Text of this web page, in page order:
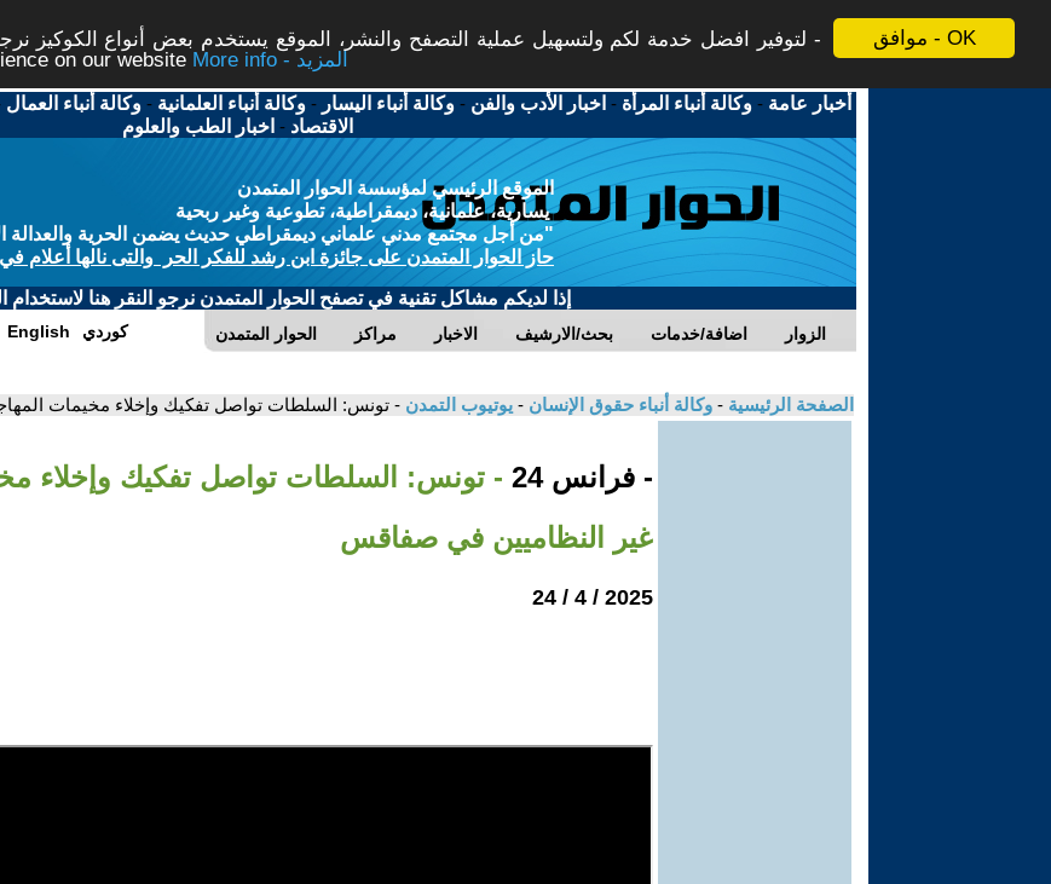
موافق - OK
لتوفير افضل خدمة لكم ولتسهيل عملية التصفح والنشر، الموقع يستخدم بعض أنواع الكوكيز
on our website
More info - المزيد
أخبار عامة -وكالة أنباء المرأة - اخبار الأدب والفن -وكالة أنباء اليسار -وكالة أنباء العلمانية -وكالة أنباء العمال
الاقتصاد - اخبار الطب والعلوم
الموقع الرئيسي لمؤسسة الحوار المتمدن
يسارية، علمانية، ديمقراطية، تطوعية وغير ربحية
"من أجل مجتمع مدني علماني ديمقراطي حديث يضمن الحرية والعدالة
حاز الحوار المتمدن على جائزة ابن رشد للفكر الحر والتى نالها أعلام في
إذا لديكم مشاكل تقنية في تصفح الحوار المتمدن نرجو النقر هنا لاستخدام
الحوار المتمدن مراكز الاخبار بحث/الارشيف اضافة/خدمات الزوار English كوردي
الصفحة الرئيسية - وكالة أنباء حقوق الإنسان - يوتيوب التمدن - تونس: السلطات تواصل تفكيك وإخلاء مخيمات
- فرانس 24
- تونس: السلطات تواصل تفكيك وإخلاء
غير النظاميين في صفاقس
2025 / 4 / 24